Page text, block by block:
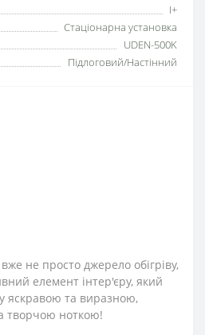
I+
Стаціонарна установка
UDEN-500K
Підлоговий/Настінний
не просто джерело обігріву,
елемент інтер'єру, який
яскравою та виразною,
творчою ноткою!